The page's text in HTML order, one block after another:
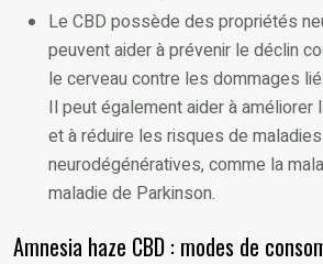
Le CBD possède des propriétés
peuvent aider à prévenir le déclin
le cerveau contre les dommages
Il peut également aider à améliorer
et à réduire les risques de maladies
neurodégénératives, comme la
maladie de Parkinson.
Amnesia haze CBD : modes de